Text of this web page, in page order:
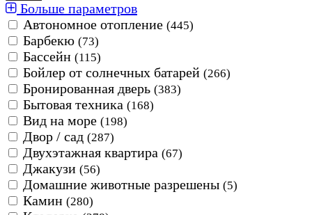
Больше параметров
Автономное отопление (445)
Барбекю (73)
Бассейн (115)
Бойлер от солнечных батарей (266)
Бронированная дверь (383)
Бытовая техника (168)
Вид на море (198)
Двор / сад (287)
Двухэтажная квартира (67)
Джакузи (56)
Домашние животные разрешены (5)
Камин (280)